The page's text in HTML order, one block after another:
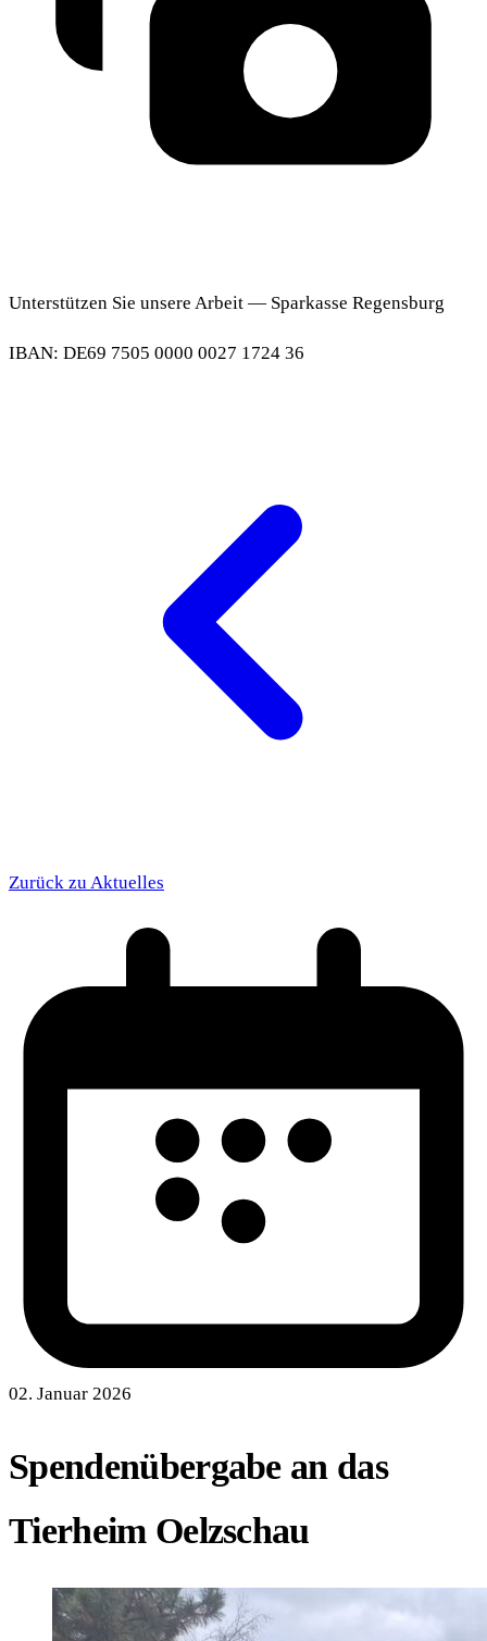
Unterstützen Sie unsere Arbeit — Sparkasse Regensburg
IBAN: DE69 7505 0000 0027 1724 36
Zurück zu Aktuelles
02. Januar 2026
Spendenübergabe an das
Tierheim Oelzschau